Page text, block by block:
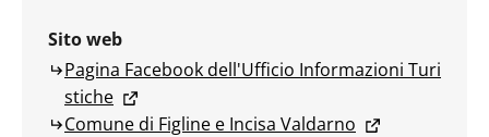
Sito web
Pagina Facebook dell'Ufficio Informazioni Turi
stiche
Comune di Figline e Incisa Valdarno